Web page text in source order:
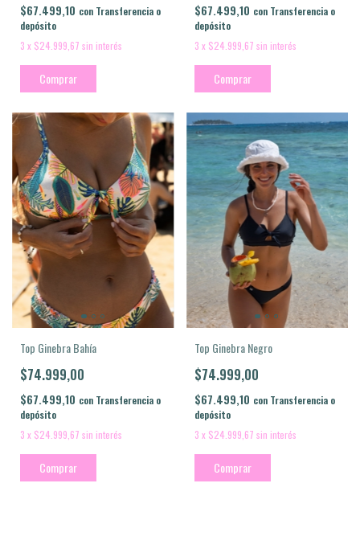
$67.499,10 con Transferencia o
depósito
3 x $24.999,67 sin interés
Comprar
$67.499,10 con Transferencia o
depósito
3 x $24.999,67 sin interés
Comprar
Top Ginebra Bahía
$74.999,00
$67.499,10 con Transferencia o
depósito
3 x $24.999,67 sin interés
Comprar
Top Ginebra Negro
$74.999,00
$67.499,10 con Transferencia o
depósito
3 x $24.999,67 sin interés
Comprar